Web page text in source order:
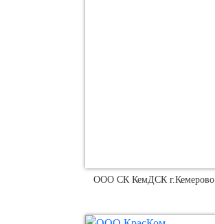
ООО СК КемДСК г.Кемерово